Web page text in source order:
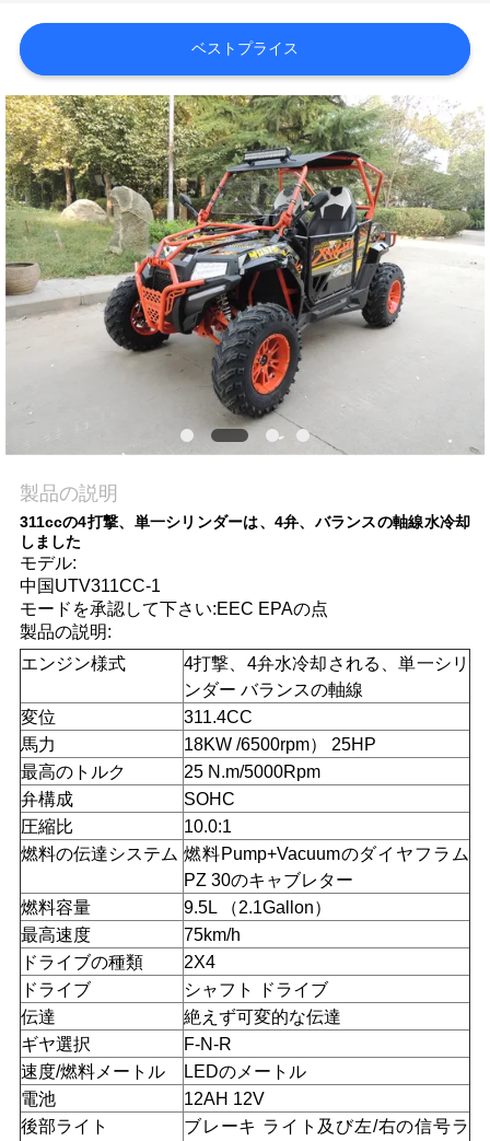
行
品
質
管
理
私
に
絡
し
な
さ
引
用
を
要
求
し
な
さ
い
ベストプライス
製品の説明
311ccの4打撃、単一シリンダーは、4弁、バランスの軸線水冷却
しました
モデル:
中国UTV311CC-1
モードを承認して下さい:EEC EPAの点
製品の説明:
エンジン様式
4打撃、4弁水冷却される、単一シリ
ンダー バランスの軸線
変位
311.4CC
馬力
18KW /6500rpm） 25HP
最高のトルク
25 N.m/5000Rpm
弁構成
SOHC
圧縮比
10.0:1
燃料の伝達システム 燃料Pump+Vacuumのダイヤフラム
PZ 30のキャブレター
燃料容量
9.5L （2.1Gallon）
最高速度
75km/h
ドライブの種類
2X4
ドライブ
シャフト ドライブ
伝達
絶えず可変的な伝達
ギヤ選択
F-N-R
速度/燃料メートル
LEDのメートル
電池
12AH 12V
後部ライト
ブレーキ ライト及び左/右の信号ラ